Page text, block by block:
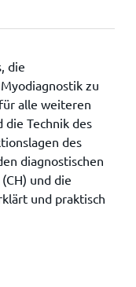
die
zu
alle weiteren
die Technik des
des
diagnostischen
und die
und praktisch